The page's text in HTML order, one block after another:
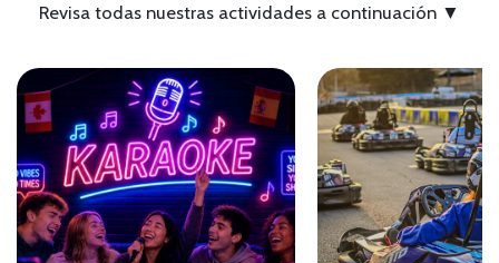
Revisa todas nuestras actividades a continuación ▼